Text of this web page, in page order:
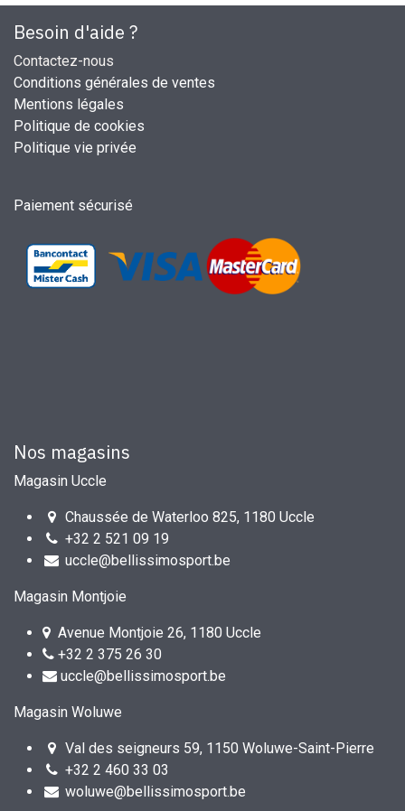
Besoin d'aide ?
Contactez-nous
Conditions générales de ventes
Mentions légales
Politique de cookies
Politique vie privée
Paiement sécurisé
Nos magasins
Magasin Uccle
Chaussée de Waterloo 825, 1180 Uccle
+32 2 521 09 19
uccle@bellissimosport.be
Magasin Montjoie
Avenue Montjoie 26, 1180 Uccle
+32 2 375 26 30
uccle@bellissimosport.be
Magasin Woluwe
Val des seigneurs 59, 1150 Woluwe-Saint-Pierre
+32 2 460 33 03
woluwe@bellissimosport.be